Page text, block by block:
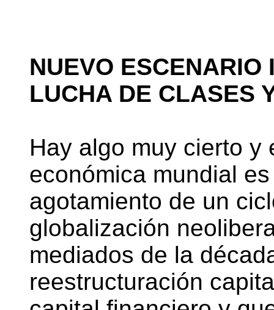
NUEVO
LUCHA DE CLASES
Hay algo muy cierto y
económica mundial
agotamiento de un
globalización
mediados de la
reestructuración